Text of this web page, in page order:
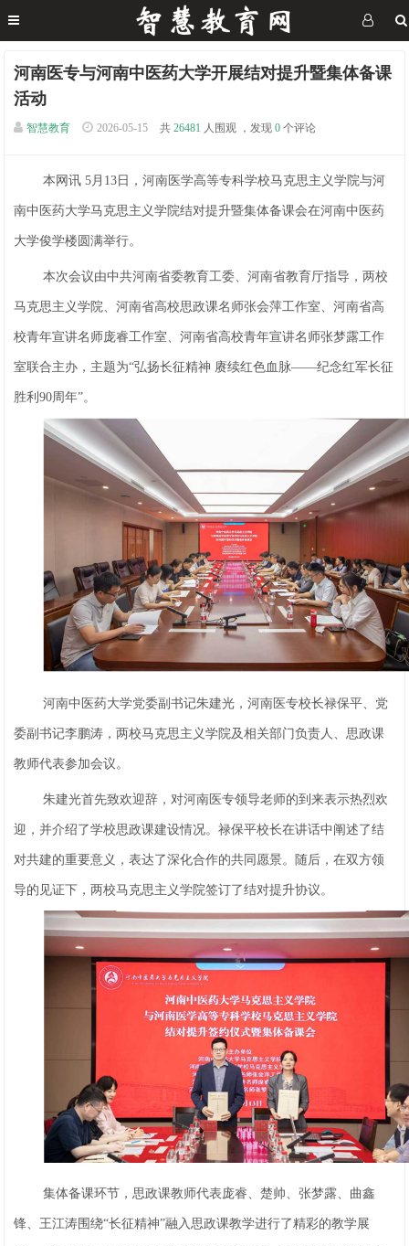
河南医专与河南中医药大学开展结对提升暨集体备课
活动
智慧教育 2026-05-15 共 26481 人围观 ，发现 0 个评论
本网讯 5月13日，河南医学高等专科学校马克思主义学院与河
南中医药大学马克思主义学院结对提升暨集体备课会在河南中医药
大学俊学楼圆满举行。
本次会议由中共河南省委教育工委、河南省教育厅指导，两校
马克思主义学院、河南省高校思政课名师张会萍工作室、河南省高
校青年宣讲名师庞睿工作室、河南省高校青年宣讲名师张梦露工作
室联合主办，主题为“弘扬长征精神 赓续红色血脉——纪念红军长征
胜利90周年”。
河南中医药大学党委副书记朱建光，河南医专校长禄保平、党
委副书记李鹏涛，两校马克思主义学院及相关部门负责人、思政课
教师代表参加会议。
朱建光首先致欢迎辞，对河南医专领导老师的到来表示热烈欢
迎，并介绍了学校思政课建设情况。禄保平校长在讲话中阐述了结
对共建的重要意义，表达了深化合作的共同愿景。随后，在双方领
导的见证下，两校马克思主义学院签订了结对提升协议。
集体备课环节，思政课教师代表庞睿、楚帅、张梦露、曲鑫
锋、王江涛围绕“长征精神”融入思政课教学进行了精彩的教学展